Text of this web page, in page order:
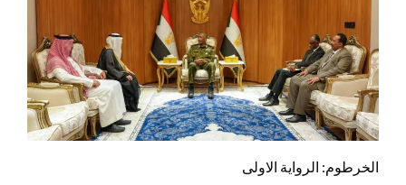
​الخرطوم: الرواية الاولى